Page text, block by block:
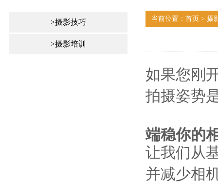
>摄影技巧
>摄影培训
当前位置：首页 > 摄
如果您刚
拍摄姿势
端稳你的
让我们从
并减少相